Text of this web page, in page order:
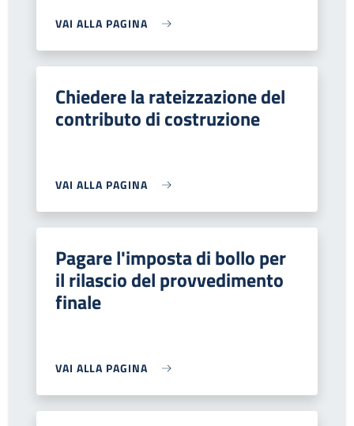
VAI ALLA PAGINA
Chiedere la rateizzazione del
contributo di costruzione
VAI ALLA PAGINA
Pagare l'imposta di bollo per
il rilascio del provvedimento
finale
VAI ALLA PAGINA